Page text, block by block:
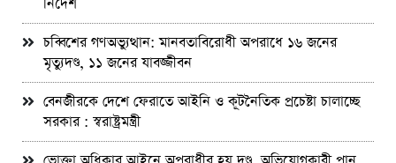
নির্দেশ
চব্বিশের গণঅভ্যুত্থান: মানবতাবিরোধী অপরাধে ১৬ জনের
মৃত্যুদণ্ড, ১১ জনের যাবজ্জীবন
বেনজীরকে দেশে ফেরাতে আইনি ও কূটনৈতিক প্রচেষ্টা চালাচ্ছে
সরকার : স্বরাষ্ট্রমন্ত্রী